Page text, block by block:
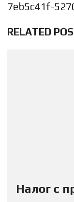
7eb5c41f-
RELATED
Налог с